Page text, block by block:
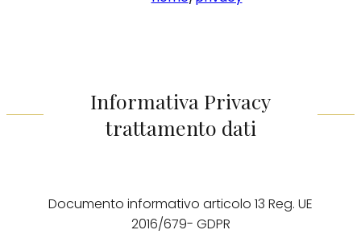
Informativa Privacy
trattamento dati
Documento informativo articolo 13 Reg. UE
2016/679- GDPR